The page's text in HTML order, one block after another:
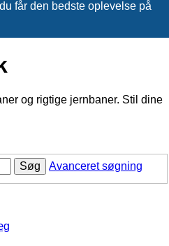
får den bedste oplevelse på
og rigtige jernbaner. Stil dine
Søg Avanceret søgning